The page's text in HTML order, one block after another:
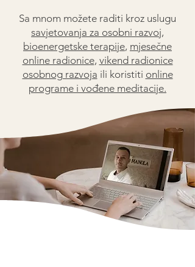
Sa mnom možete raditi kroz uslugu
savjetovanja za osobni razvoj,
bioenergetske terapije, mjesečne
online radionice, vikend radionice
osobnog razvoja ili koristiti online
programe i vođene meditacije.